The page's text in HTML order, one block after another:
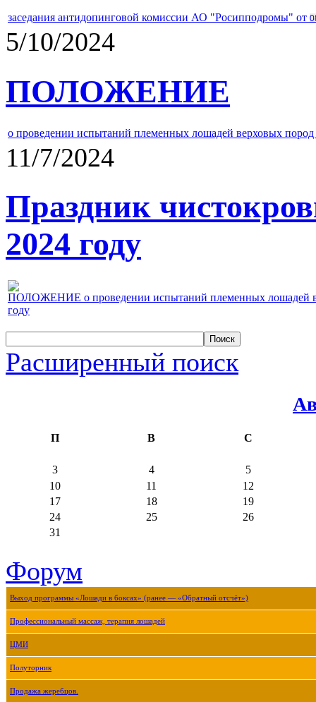
заседания антидопинговой комиссии АО "Росипподромы" от
5/10/2024
ПОЛОЖЕНИЕ
о проведении испытаний племенных лошадей верховых
11/7/2024
Праздник
2024 году
ПОЛОЖЕНИЕ о проведении испытаний племенных лошадей
году
Расширенный поиск
П В С
3 4
5
10
11
12
17
18
19
24
25
26
31
Форум
Выход программы «Лошади в боксах» (ранее — «Обратный отсчёт»)
Профессиональный массаж, терапия лошадей
ЦМИ
Полуторник
Продажа жеребцов.